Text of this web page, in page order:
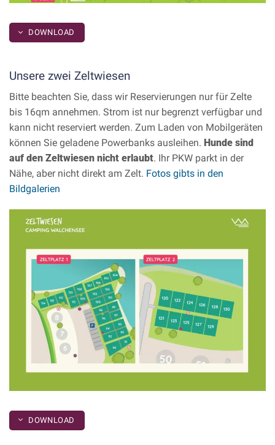
DOWNLOAD
Unsere zwei Zeltwiesen
Bitte beachten Sie, dass wir Reservierungen nur für Zelte
bis 16qm annehmen. Strom ist nur begrenzt verfügbar und
kann nicht reserviert werden. Zum Laden von Mobilgeräten
können Sie geladene Powerbanks ausleihen. Hunde sind
auf den Zeltwiesen nicht erlaubt. Ihr PKW parkt in der
Nähe, aber nicht direkt am Zelt. Fotos gibts in den
Bildgalerien
DOWNLOAD